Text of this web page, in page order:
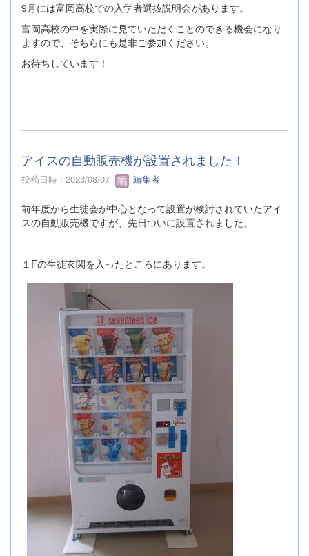
9月には富岡高校での入学者選抜説明会があります。
富岡高校の中を実際に見ていただくことのできる機会になり
ますので、そちらにも是非ご参加ください。
お待ちしています！
アイスの自動販売機が設置されました！
投稿日時 : 2023/08/07 編集者
前年度から生徒会が中心となって設置が検討されていたアイ
スの自動販売機ですが、先日ついに設置されました。
１Fの生徒玄関を入ったところにあります。